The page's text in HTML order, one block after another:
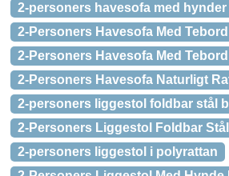
2-personers havesofa med
2-Personers Havesofa Med
2-Personers Havesofa Med
2-Personers Havesofa Naturligt
2-personers liggestol foldbar stål
2-Personers Liggestol Foldbar
2-personers liggestol i polyrattan